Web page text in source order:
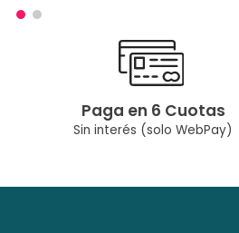
Paga en 6 Cuotas
Sin interés (solo WebPay)